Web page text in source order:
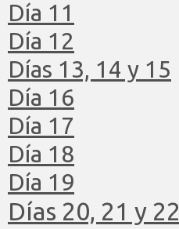
Día 11
Día 12
Días 13, 14 y 15
Día 16
Día 17
Día 18
Día 19
Días 20, 21 y 22